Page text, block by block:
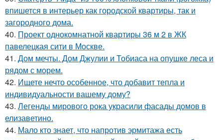
впишется в интерьер как городской квартиры, так и
загородного дома.
40. Проект однокомнатной квартиры 36 м 2 в ЖК
павелецкая сити в Москве.
41. Дом мечты. Дом Джулии и Тобиаса на опушке леса и
рядом с морем.
42. Ищете нечто особенное, что добавит тепла и
индивидуальности вашему дому?
43. Легенды мирового рока украсили фасады домов в
елизаветино.
44. Мало кто знает, что напротив эрмитажа есть